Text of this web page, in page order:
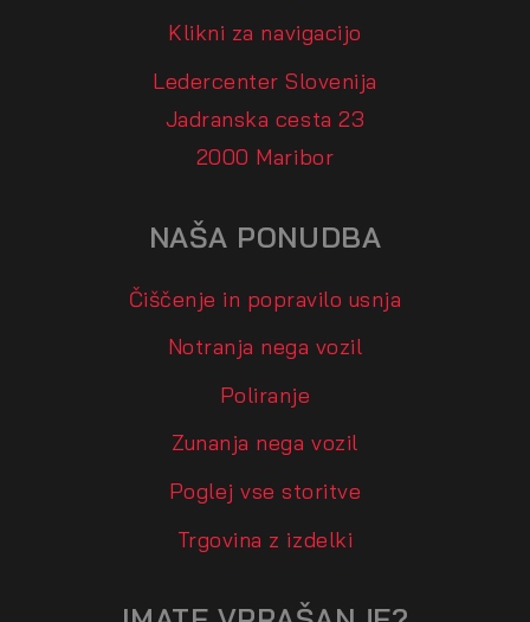
Klikni za navigacijo
Ledercenter Slovenija
Jadranska cesta 23
2000 Maribor
NAŠA PONUDBA
Čiščenje in popravilo usnja
Notranja nega vozil
Poliranje
Zunanja nega vozil
Poglej vse storitve
Trgovina z izdelki